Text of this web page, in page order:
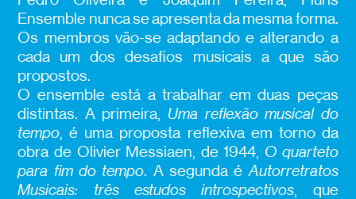
Ensemble nunca se apresenta da mesma forma.
Os membros vão-se adaptando e alterando a
cada um dos desafios musicais a que são
propostos.
O ensemble está a trabalhar em duas peças
distintas. A primeira, Uma reflexão musical do
tempo, é uma proposta reflexiva em torno da
obra de Olivier Messiaen, de 1944, O quarteto
para fim do tempo. A segunda éAutorretratos
Musicais: três estudos introspectivos, que